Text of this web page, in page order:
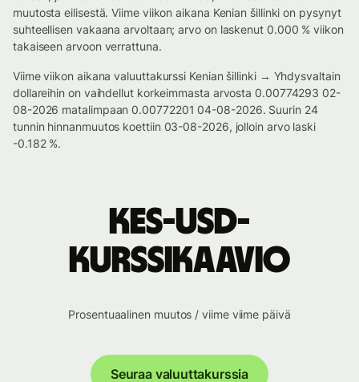
muutosta eilisestä. Viime viikon aikana Kenian šillinki on pysynyt
suhteellisen vakaana arvoltaan; arvo on laskenut 0.000 % viikon
takaiseen arvoon verrattuna.
Viime viikon aikana valuuttakurssi Kenian šillinki → Yhdysvaltain
dollareihin on vaihdellut korkeimmasta arvosta 0.00774293 02-
08-2026 matalimpaan 0.00772201 04-08-2026. Suurin 24
tunnin hinnanmuutos koettiin 03-08-2026, jolloin arvo laski
-0.182 %.
KES-USD-
kurssikaavio
Prosentuaalinen muutos / viime viime päivä
Seuraa valuuttakurssia